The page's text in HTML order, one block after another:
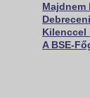
Majdnem
Kilenccel
A BSE-